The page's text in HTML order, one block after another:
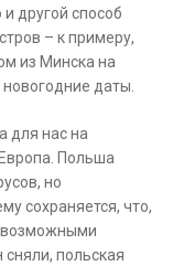
и другой способ
– к примеру,
из Минска на
даты.
для нас на
Польша
но
сохраняется, что,
сняли, польская